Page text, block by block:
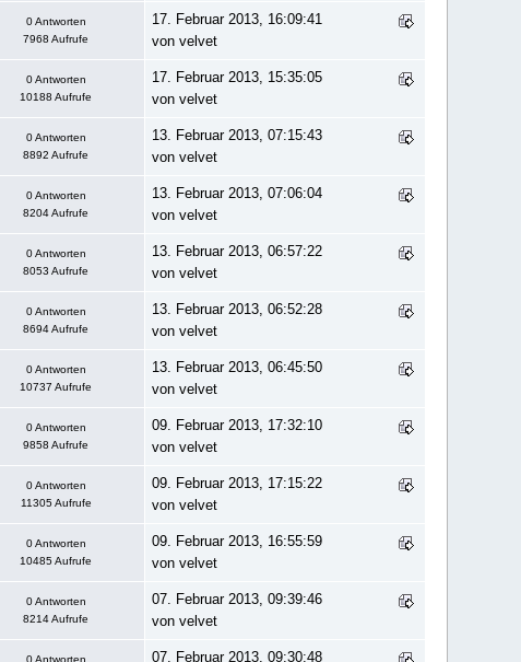
0 Antworten
7968 Aufrufe
17. Februar 2013, 16:09:41
von velvet
0 Antworten
10188 Aufrufe
17. Februar 2013, 15:35:05
von velvet
0 Antworten
8892 Aufrufe
13. Februar 2013, 07:15:43
von velvet
0 Antworten
8204 Aufrufe
13. Februar 2013, 07:06:04
von velvet
0 Antworten
8053 Aufrufe
13. Februar 2013, 06:57:22
von velvet
0 Antworten
8694 Aufrufe
13. Februar 2013, 06:52:28
von velvet
0 Antworten
10737 Aufrufe
13. Februar 2013, 06:45:50
von velvet
0 Antworten
9858 Aufrufe
09. Februar 2013, 17:32:10
von velvet
0 Antworten
11305 Aufrufe
09. Februar 2013, 17:15:22
von velvet
0 Antworten
10485 Aufrufe
09. Februar 2013, 16:55:59
von velvet
0 Antworten
8214 Aufrufe
07. Februar 2013, 09:39:46
von velvet
0 Antworten
07. Februar 2013, 09:30:48